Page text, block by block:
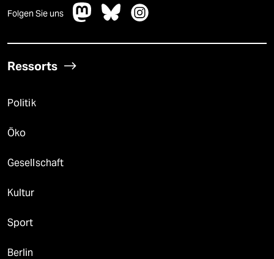
Folgen Sie uns
Ressorts
Politik
Öko
Gesellschaft
Kultur
Sport
Berlin